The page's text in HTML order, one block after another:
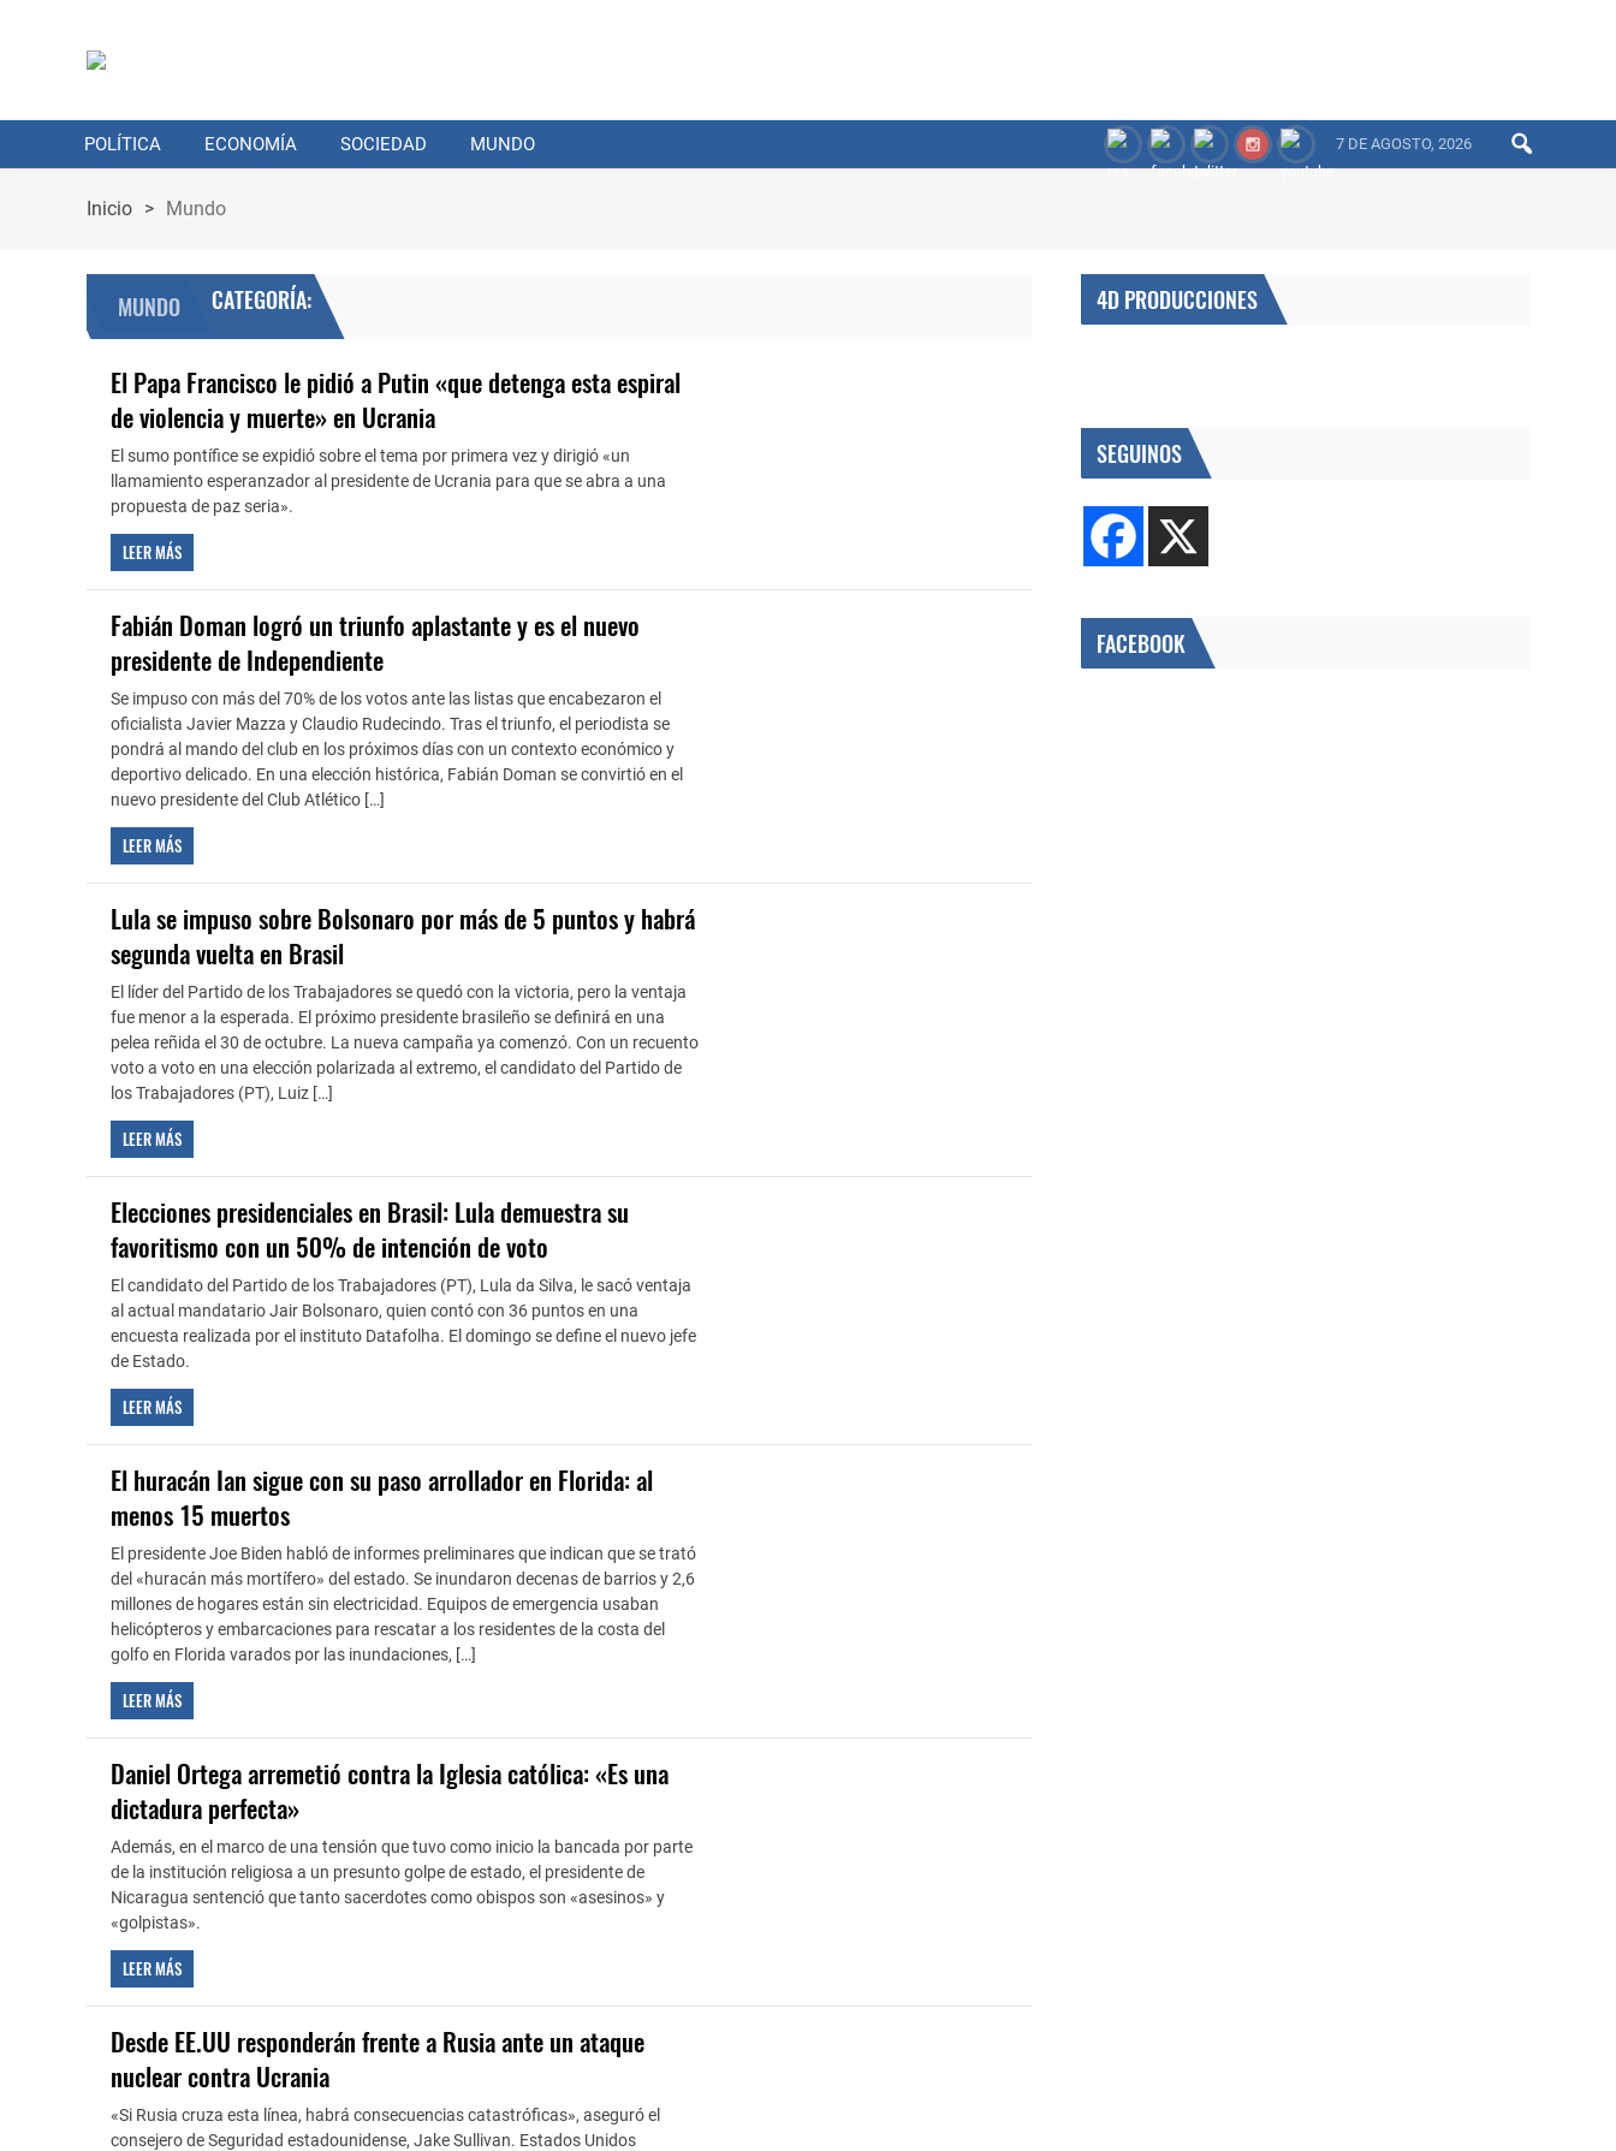
POLÍTICA ECONOMÍA SOCIEDAD MUNDO 7 DE AGOSTO, 2026
Inicio > Mundo
CATEGORÍA:
MUNDO
El Papa Francisco le pidió a Putin «que detenga esta espiral
de violencia y muerte» en Ucrania
El sumo pontífice se expidió sobre el tema por primera vez y dirigió «un
llamamiento esperanzador al presidente de Ucrania para que se abra a una
propuesta de paz seria».
LEER MÁS
Fabián Doman logró un triunfo aplastante y es el nuevo
presidente de Independiente
Se impuso con más del 70% de los votos ante las listas que encabezaron el
oficialista Javier Mazza y Claudio Rudecindo. Tras el triunfo, el periodista se
pondrá al mando del club en los próximos días con un contexto económico y
deportivo delicado. En una elección histórica, Fabián Doman se convirtió en el
nuevo presidente del Club Atlético […]
LEER MÁS
Lula se impuso sobre Bolsonaro por más de 5 puntos y habrá
segunda vuelta en Brasil
El líder del Partido de los Trabajadores se quedó con la victoria, pero la ventaja
fue menor a la esperada. El próximo presidente brasileño se definirá en una
pelea reñida el 30 de octubre. La nueva campaña ya comenzó. Con un recuento
voto a voto en una elección polarizada al extremo, el candidato del Partido de
los Trabajadores (PT), Luiz […]
LEER MÁS
Elecciones presidenciales en Brasil: Lula demuestra su
favoritismo con un 50% de intención de voto
El candidato del Partido de los Trabajadores (PT), Lula da Silva, le sacó ventaja
al actual mandatario Jair Bolsonaro, quien contó con 36 puntos en una
encuesta realizada por el instituto Datafolha. El domingo se define el nuevo jefe
de Estado.
LEER MÁS
El huracán Ian sigue con su paso arrollador en Florida: al
menos 15 muertos
El presidente Joe Biden habló de informes preliminares que indican que se trató
del «huracán más mortífero» del estado. Se inundaron decenas de barrios y 2,6
millones de hogares están sin electricidad. Equipos de emergencia usaban
helicópteros y embarcaciones para rescatar a los residentes de la costa del
golfo en Florida varados por las inundaciones, […]
LEER MÁS
Daniel Ortega arremetió contra la Iglesia católica: «Es una
dictadura perfecta»
Además, en el marco de una tensión que tuvo como inicio la bancada por parte
de la institución religiosa a un presunto golpe de estado, el presidente de
Nicaragua sentenció que tanto sacerdotes como obispos son «asesinos» y
«golpistas».
LEER MÁS
Desde EE.UU responderán frente a Rusia ante un ataque
nuclear contra Ucrania
«Si Rusia cruza esta línea, habrá consecuencias catastróficas», aseguró el
consejero de Seguridad estadounidense, Jake Sullivan. Estados Unidos
4D PRODUCCIONES
SEGUINOS
FACEBOOK